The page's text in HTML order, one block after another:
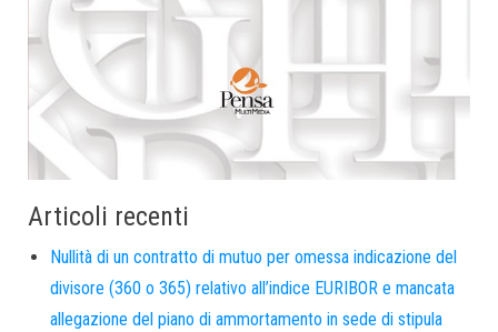
Articoli recenti
Nullità di un contratto di mutuo per omessa indicazione del
divisore (360 o 365) relativo all’indice EURIBOR e mancata
allegazione del piano di ammortamento in sede di stipula